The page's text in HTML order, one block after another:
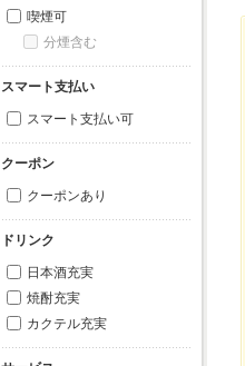
喫煙可
分煙含む
スマート支払い
スマート支払い可
クーポン
クーポンあり
ドリンク
日本酒充実
焼酎充実
カクテル充実